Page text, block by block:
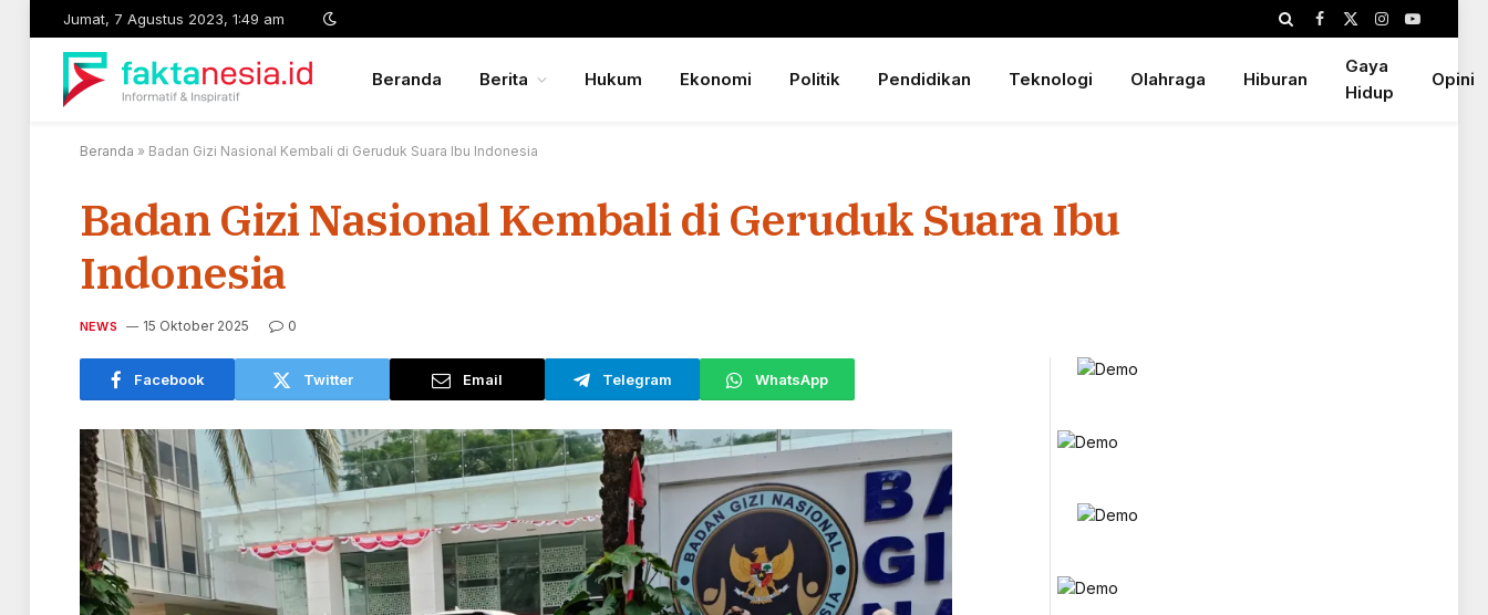
Jumat, 7 Agustus 2023, 1:49 am
Facebook
X
InstagramYouTube
Beranda Berita Hukum Ekonomi Politik Pendidikan Teknologi Olahraga Hiburan
Gaya
Hidup
Opini
Beranda » Badan Gizi Nasional Kembali di Geruduk Suara Ibu Indonesia
Badan Gizi Nasional Kembali di Geruduk Suara Ibu
Indonesia
NEWS 15 Oktober 2025 0
Facebook Twitter Email Telegram WhatsApp